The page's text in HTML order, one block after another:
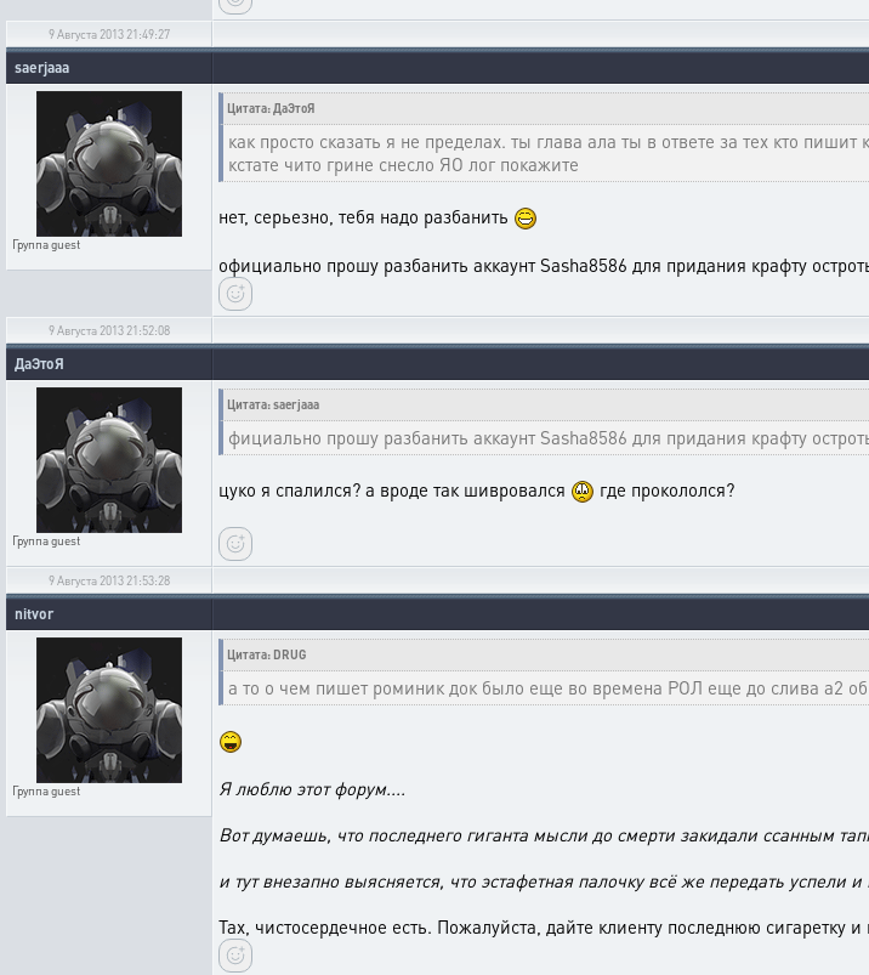
9 Августа 2013 21:49:27
saerjaaa
Группаguest
Цитата: ДаЭтоЯ
как просто сказать я не пределах. ты глава ала ты в ответе за тех кто
кстате чито грине снесло ЯО лог покажите
нет, серьезно, тебя надо разбанить
официально прошу разбанить аккаунт Sasha8586 для придания крафту
9 Августа 2013 21:52:08
ДаЭтоЯ
Группаguest
Цитата: saerjaaa
фициально прошу разбанить аккаунт Sasha8586 для придания крафту
цуко я спалился? а вроде так шивровался где прокололся?
9 Августа 2013 21:53:28
nitvor
Группаguest
Цитата: DRUG
а то о чем пишет роминик док было еще во времена РОЛ еще до слива а2 об
Я люблю этот форум....
Вот думаешь, что последнего гиганта мысли до смерти закидали ссанным
и тут внезапно выясняется, что эстафетная палочку всё же передать
Тах, чистосердечное есть. Пожалуйста, дайте клиенту последнюю сигаретку и